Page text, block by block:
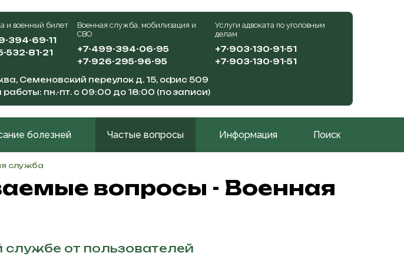
и военный билет
394-69-11
532-81-21
Военная служба, мобилизация и
СВО
+7-499-394-06-95
+7-926-295-96-95
Услуги адвоката по уголовным
делам
+7-903-130-91-51
+7-903-130-91-51
Семеновский переулок д. 15, офис 509
пн.-пт. с 09:00 до 18:00 (по записи)
болезней Частые вопросы Информация Поиск
служба
вопросы - Военная
службе от пользователей